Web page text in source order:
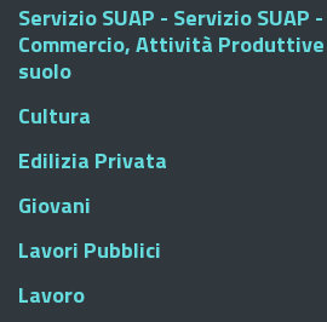
Servizio SUAP - Servizio SUAP
Commercio, Attività Produttive
suolo
Cultura
Edilizia Privata
Giovani
Lavori Pubblici
Lavoro